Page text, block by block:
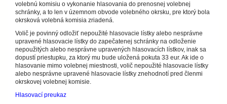
volebnú komisiu o vykonanie hlasovania do prenosnej volebnej
schránky, a to len v územnom obvode volebného okrsku, pre ktorý bola
okrsková volebná komisia zriadená.
Volič je povinný odložiť nepoužité hlasovacie lístky alebo nesprávne
upravené hlasovacie lístky do zapečatenej schránky na odloženie
nepoužitých alebo nesprávne upravených hlasovacích lístkov, inak sa
dopustí priestupku, za ktorý mu bude uložená pokuta 33 eur. Ak ide o
hlasovanie mimo volebnej miestnosti, volič nepoužité hlasovacie lístky
alebo nesprávne upravené hlasovacie lístky znehodnotí pred členmi
okrskovej volebnej komisie.
Hlasovací preukaz